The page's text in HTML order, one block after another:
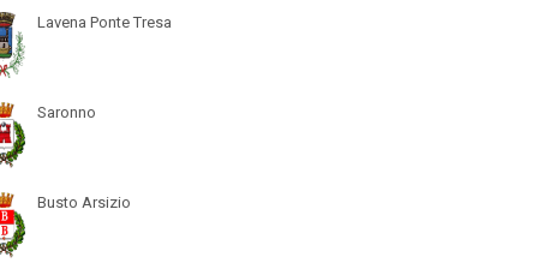
Lavena Ponte Tresa
Saronno
Busto Arsizio